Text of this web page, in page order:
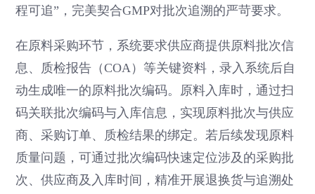
程可追”，完美契合GMP对批次追溯的严苛要求。
在原料采购环节，系统要求供应商提供原料批次信
息、质检报告（COA）等关键资料，录入系统后自
动生成唯一的原料批次编码。原料入库时，通过扫
码关联批次编码与入库信息，实现原料批次与供应
商、采购订单、质检结果的绑定。若后续发现原料
质量问题，可通过批次编码快速定位涉及的采购批
次、供应商及入库时间，精准开展退换货与追溯处